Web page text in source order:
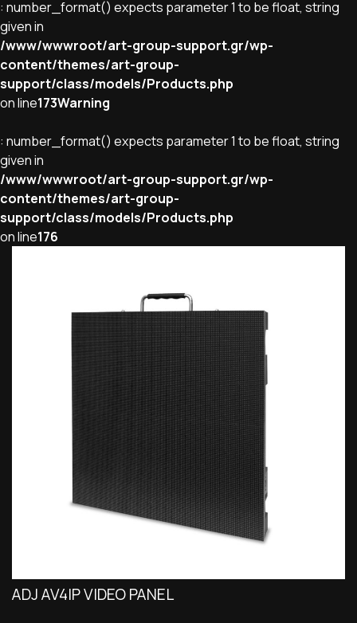
: number_format() expects parameter 1 to be float, string
given in
/www/wwwroot/art-group-support.gr/wp-
content/themes/art-group-
support/class/models/Products.php
on line173Warning
: number_format() expects parameter 1 to be float, string
given in
/www/wwwroot/art-group-support.gr/wp-
content/themes/art-group-
support/class/models/Products.php
on line176
ADJ AV4IP VIDEO PANEL